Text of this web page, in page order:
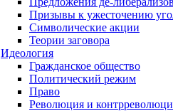
Призывы к ужесточению
Символические акции
Теории заговора
Идеология
Гражданское общество
Политический режим
Право
Революция и